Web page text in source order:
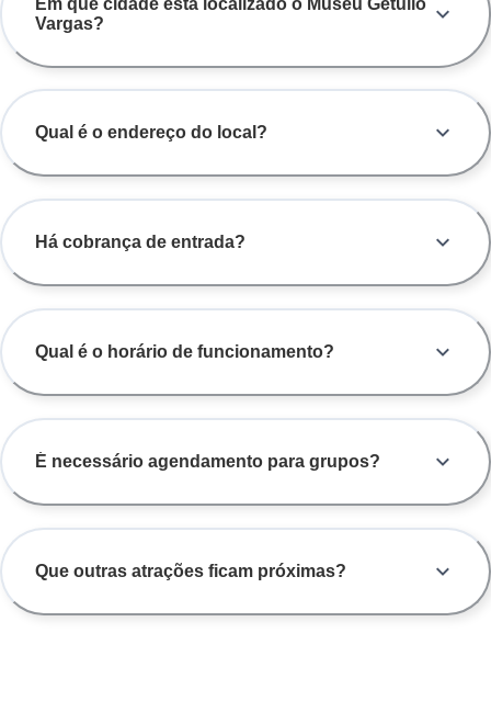
Vargas?
Qual é o endereço do local?
Há cobrança de entrada?
Qual é o horário de funcionamento?
É necessário agendamento para grupos?
Que outras atrações ficam próximas?